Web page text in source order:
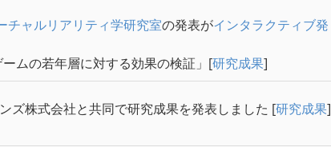
チャルリアリティ学研究室の発表がインタラクティブ発
ムの若年層に対する効果の検証」[研究成果]
ズ株式会社と共同で研究成果を発表しました [研究成果]